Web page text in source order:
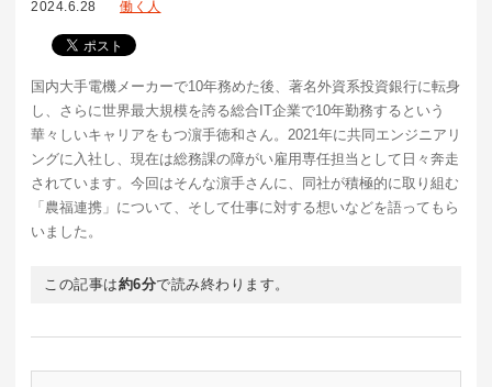
2024.6.28 働く人
国内大手電機メーカーで10年務めた後、著名外資系投資銀行に転身
し、さらに世界最大規模を誇る総合IT企業で10年勤務するという
華々しいキャリアをもつ濵手徳和さん。2021年に共同エンジニアリ
ングに入社し、現在は総務課の障がい雇用専任担当として日々奔走
されています。今回はそんな濵手さんに、同社が積極的に取り組む
「農福連携」について、そして仕事に対する想いなどを語ってもら
いました。
この記事は約6分で読み終わります。